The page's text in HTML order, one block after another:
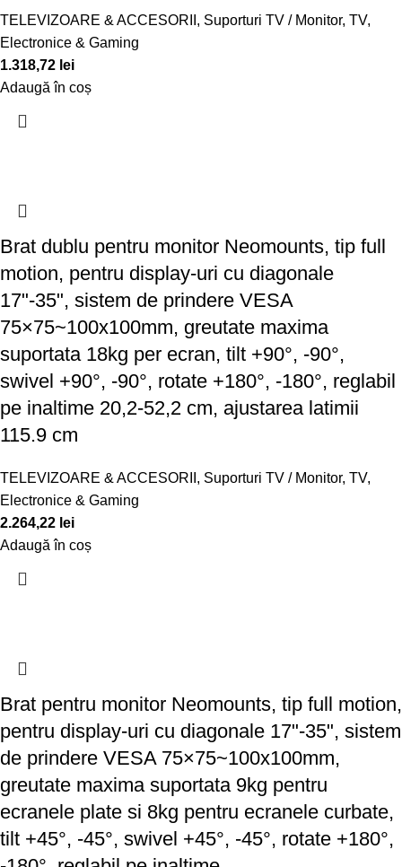
TELEVIZOARE & ACCESORII , Suporturi TV / Monitor, TV,
Electronice & Gaming
1.318,72 lei
Adaugă în coș
Brat dublu pentru monitor Neomounts, tip full
motion, pentru display-uri cu diagonale
17"-35", sistem de prindere VESA
75×75~100x100mm, greutate maxima
suportata 18kg per ecran, tilt +90°, -90°,
swivel +90°, -90°, rotate +180°, -180°, reglabil
pe inaltime 20,2-52,2 cm, ajustarea latimii
115.9 cm
TELEVIZOARE & ACCESORII , Suporturi TV / Monitor, TV,
Electronice & Gaming
2.264,22 lei
Adaugă în coș
Brat pentru monitor Neomounts, tip full motion,
pentru display-uri cu diagonale 17"-35", sistem
de prindere VESA 75×75~100x100mm,
greutate maxima suportata 9kg pentru
ecranele plate si 8kg pentru ecranele curbate,
tilt +45°, -45°, swivel +45°, -45°, rotate +180°,